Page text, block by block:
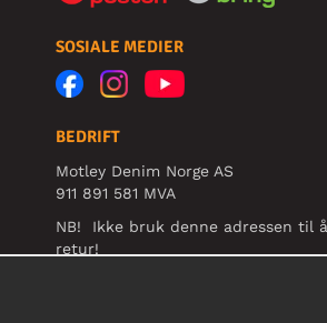
SOSIALE MEDIER
BEDRIFT
Motley Denim Norge AS
911 891 581 MVA
NB! Ikke bruk denne adressen til
retur!